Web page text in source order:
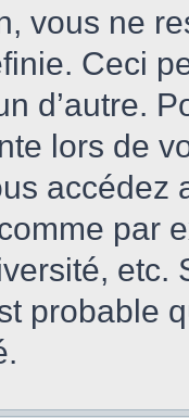
vous ne
Ceci
d’autre.
lors de
accédez
par
etc.
probable